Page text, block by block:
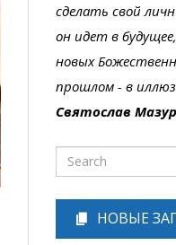
сделать свой
он идет в
новых
прошлом - в
Святослав Мазур
НОВЫЕ